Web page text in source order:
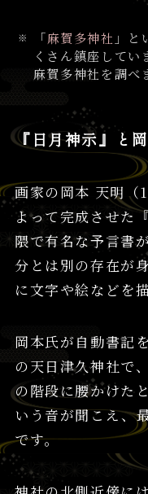
「麻賀多神社 」と
くさん鎮座してい
麻賀多神社を調べ
『日月神示』と
画家の岡本 天明（
よって完成させた
隈で有名な予言書
分とは別の存在が
に文字や絵などを
岡本氏が自動書記
の天日津久神社で
の階段に腰かけた
いう音が聞こえ、
です。